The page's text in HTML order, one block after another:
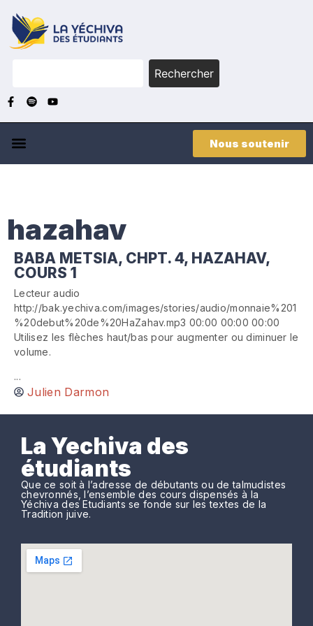
Rechercher
Nous soutenir
hazahav
BABA METSIA, CHPT. 4, HAZAHAV,
COURS 1
Lecteur audio
http://bak.yechiva.com/images/stories/audio/monnaie%201
%20debut%20de%20HaZahav.mp3 00:00 00:00 00:00
Utilisez les flèches haut/bas pour augmenter ou diminuer le
volume.
...
Julien Darmon
La Yechiva des
étudiants
Que ce soit à l’adresse de débutants ou de talmudistes
chevronnés, l’ensemble des cours dispensés à la
Yéchiva des Etudiants se fonde sur les textes de la
Tradition juive.